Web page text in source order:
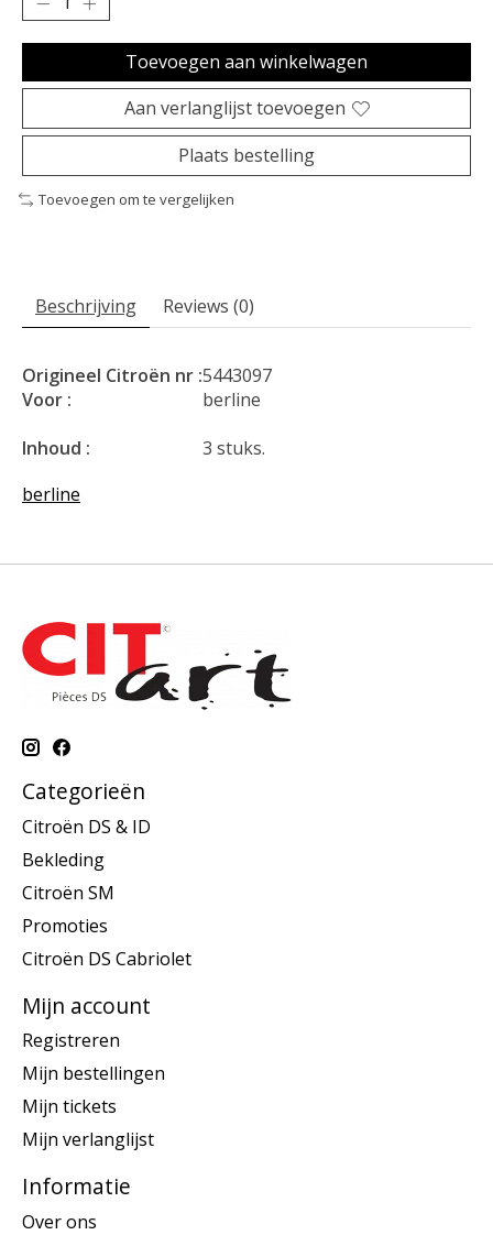
Toevoegen aan winkelwagen
Aan verlanglijst toevoegen
Plaats bestelling
Toevoegen om te vergelijken
Beschrijving Reviews (0)
Origineel Citroën nr :5443097
Voor :
berline
Inhoud :
3 stuks.
berline
Categorieën
Citroën DS & ID
Bekleding
Citroën SM
Promoties
Citroën DS Cabriolet
Mijn account
Registreren
Mijn bestellingen
Mijn tickets
Mijn verlanglijst
Informatie
Over ons